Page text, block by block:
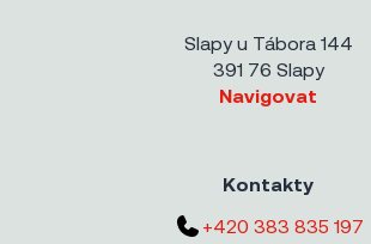
Slapy u Tábora 144
391 76 Slapy
Navigovat
Kontakty
+420 383 835 197